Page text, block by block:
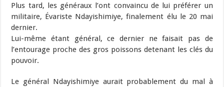
Plus tard, les généraux l’ont convaincu de lui préférer un
militaire, Évariste Ndayishimiye, finalement élu le 20 mai
dernier.
Lui-même étant général, ce dernier ne faisait pas de
l’entourage proche des gros poissons detenant les clés du
pouvoir.
Le général Ndayishimiye aurait probablement du mal à